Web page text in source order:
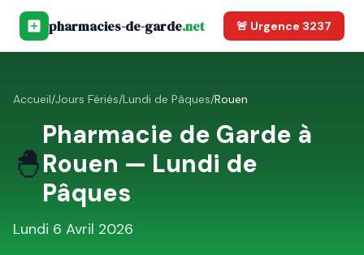
pharmacies-de-garde.net 🚨 Urgence 3237
Accueil/Jours Fériés/Lundi de Pâques/Rouen
🐣
Pharmacie de Garde à
Rouen — Lundi de
Pâques
Lundi 6 Avril 2026